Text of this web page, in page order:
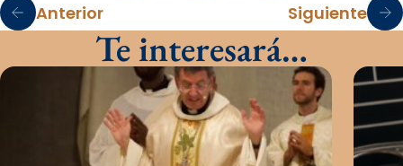
Anterior Siguiente
Te interesará…